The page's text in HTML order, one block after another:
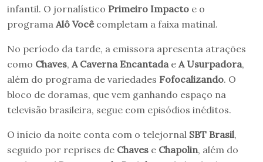
infantil. O jornalístico Primeiro Impacto e o
programa Alô Vocêcompletam a faixa matinal.
No período da tarde, a emissora apresenta atrações
como Chaves, A Caverna Encantada e A Usurpadora,
além do programa de variedades Fofocalizando. O
bloco de doramas, que vem ganhando espaço na
televisão brasileira, segue com episódios inéditos.
O início da noite conta com o telejornal SBT Brasil,
seguido por reprises de Chaves e Chapolin, além do